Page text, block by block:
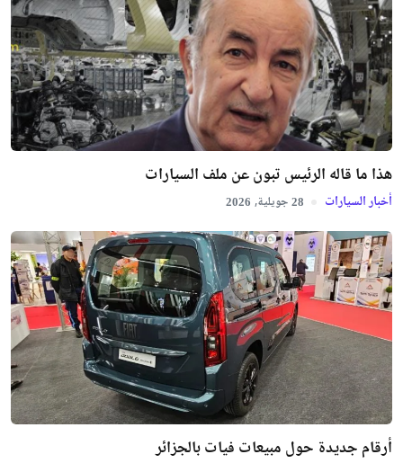
هذا ما قاله الرئيس تبون عن ملف السيارات
أخبار السيارات 28 جويلية, 2026
أرقام جديدة حول مبيعات فيات بالجزائر